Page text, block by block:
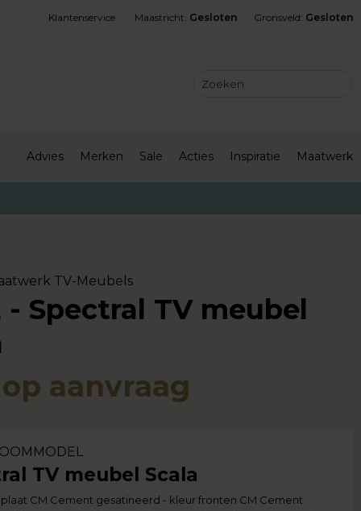
Klantenservice Maastricht: Gesloten Gronsveld: Gesloten
Advies Merken Sale Acties Inspiratie Maatwerk
TV-Meubels
- Spectral TV meubel
aanvraag
TV meubel Scala
CM Cement gesatineerd - kleur fronten CM Cement